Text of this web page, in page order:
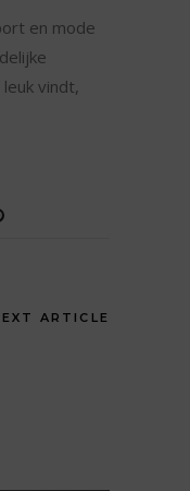
en mode
vindt,
ARTICLE